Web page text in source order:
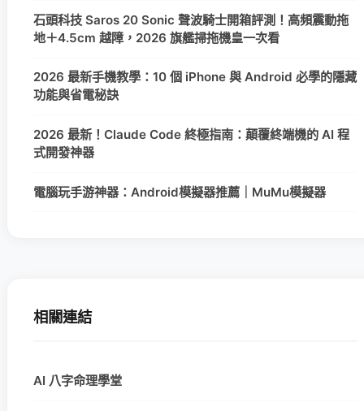
石頭科技 Saros 20 Sonic 聲波騎士開箱評測！高頻震動拖
地＋4.5cm 越障，2026 旗艦掃拖機皇一次看
2026 最新手機教學：10 個 iPhone 與 Android 必學的隱藏
功能與省電秘訣
2026 最新！Claude Code 終極指南：顛覆終端機的 AI 程
式開發神器
電腦玩手游神器：Android模擬器推薦｜MuMu模擬器
相關連結
AI 八字命理學堂